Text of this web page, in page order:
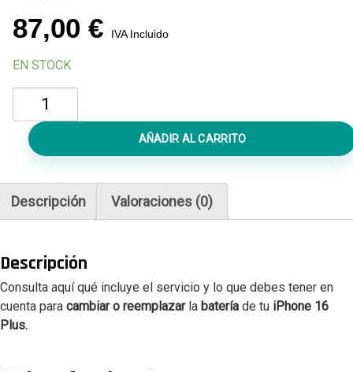
87,00 € IVA Incluido
EN STOCK
Cambiar
iPhone
AÑADIR AL CARRITO
Descripción Valoraciones (0)
Descripción
Consulta aquí qué incluye el servicio y lo que debes tener en
cuenta para cambiar o reemplazar la batería de tu iPhone 16
Plus.